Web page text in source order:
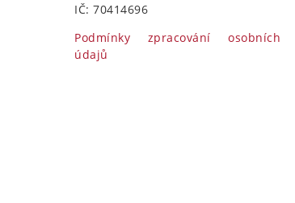
IČ: 70414696
Podmínky zpracování osobních
údajů